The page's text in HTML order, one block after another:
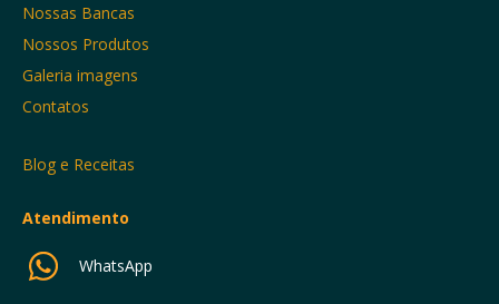
Nossas Bancas
Nossos Produtos
Galeria imagens
Contatos
Blog e Receitas
Atendimento
WhatsApp